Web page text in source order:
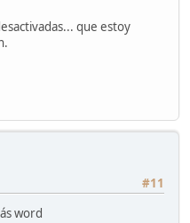
que estoy
#11
word